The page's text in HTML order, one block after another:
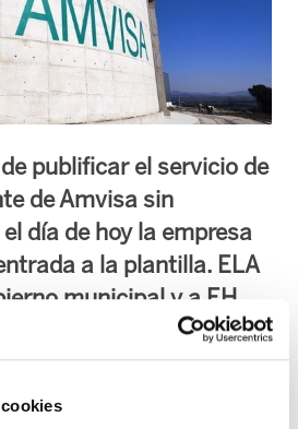
publificar el servicio de
de Amvisa sin
día de hoy la empresa
a la plantilla. ELA
municipal y a EH
su postura y
de la actual